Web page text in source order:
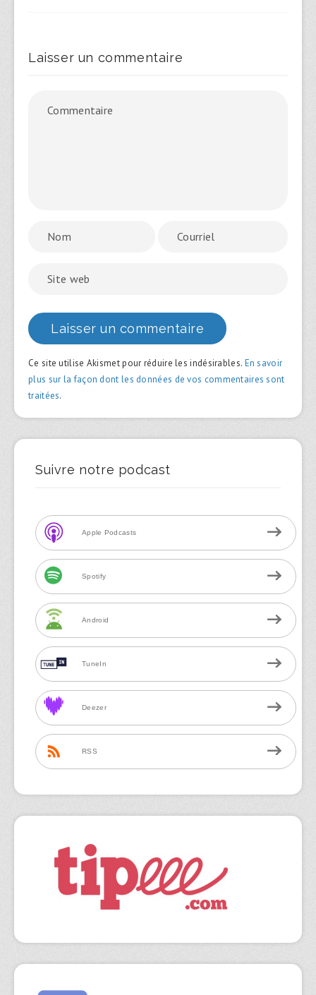
Laisser un commentaire
Ce site utilise Akismet pour réduire les indésirables. En savoir
plus sur la façon dont les données de vos commentaires sont
traitées.
Suivre notre podcast
Apple Podcasts
Spotify
Android
TuneIn
Deezer
RSS